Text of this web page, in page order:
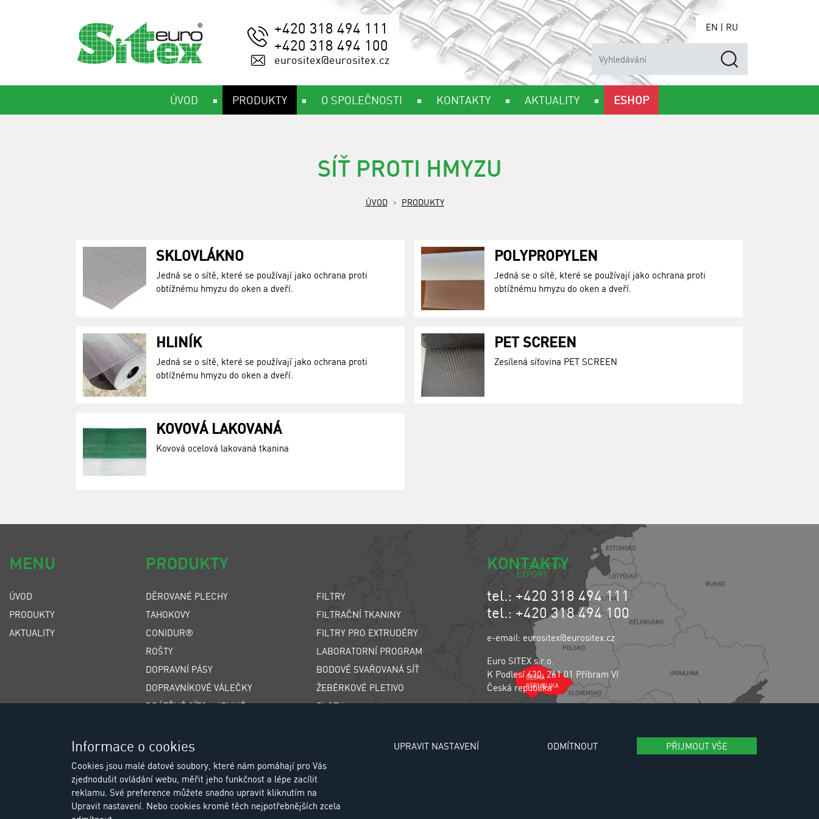
+420 318 494 111
+420 318 494 100
eurositex@eurositex.cz
EN | RU
ÚVOD PRODUKTY O SPOLEČNOSTI KONTAKTY AKTUALITY ESHOP
SÍŤ PROTI HMYZU
ÚVOD PRODUKTY
SKLOVLÁKNO
Jedná se o sítě, které se používají jako ochrana proti
obtížnému hmyzu do oken a dveří.
POLYPROPYLEN
Jedná se o sítě, které se používají jako ochrana proti
obtížnému hmyzu do oken a dveří.
HLINÍK
Jedná se o sítě, které se používají jako ochrana proti
obtížnému hmyzu do oken a dveří.
PET SCREEN
Zesílená síťovina PET SCREEN
KOVOVÁ LAKOVANÁ
Kovová ocelová lakovaná tkanina
MENU
ÚVOD
PRODUKTY
AKTUALITY
PRODUKTY
DĚROVANÉ PLECHY
TAHOKOVY
CONIDUR®
ROŠTY
DOPRAVNÍ PÁSY
DOPRAVNÍKOVÉ VÁLEČKY
DRÁTĚNÉ SÍTO - JEMNÉ
ŠTĚRBINOVÁ SÍTA
POLYURETANOVÁ SÍTA
GUMOVÁ SÍTA
FILTRY
FILTRAČNÍ TKANINY
FILTRY PRO EXTRUDÉRY
LABORATORNÍ PROGRAM
BODOVĚ SVAŘOVANÁ SÍŤ
ŽEBÉRKOVÉ PLETIVO
PLOTY
CHOVATELSKÉ PLETIVO
TŘÍDIČ LIWELL
AIR SPRINGS
KONTAKTY
tel.: +420 318 494 111
tel.: +420 318 494 100
e-email: eurositex@eurositex.cz
Euro SITEX s.r.o.
K Podlesí 630, 261 01 Příbram VI
Česká republika
Informace o cookies
Cookies jsou malé datové soubory, které nám pomáhají pro Vás
zjednodušit ovládání webu, měřit jeho funkčnost a lépe zacílit
reklamu. Své preference můžete snadno upravit kliknutím na
Upravit nastavení. Nebo cookies kromě těch nejpotřebnějších zcela
UPRAVIT NASTAVENÍ ODMÍTNOUT PŘIJMOUT VŠE